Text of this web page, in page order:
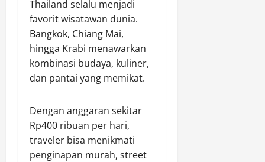
Thailand selalu menjadi
favorit wisatawan dunia.
Bangkok, Chiang Mai,
hingga Krabi menawarkan
kombinasi budaya, kuliner,
dan pantai yang memikat.
Dengan anggaran sekitar
Rp400 ribuan per hari,
traveler bisa menikmati
penginapan murah, street